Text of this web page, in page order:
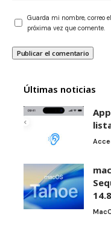
Guarda mi nombre, correo
próxima vez que comente.
Últimas noticias